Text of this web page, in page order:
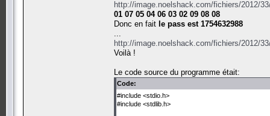
http://image.noelshack.com/fichiers/2012/
01 07 05 04 06 03 02 09 08 08
Donc en fait le pass est 1754632988
http://image.noelshack.com/fichiers/2012/
Voilà !
Le code source du programme était:
Code:
#include <stdio.h>
#include <stdlib.h>